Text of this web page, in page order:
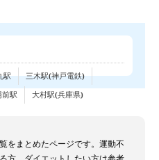
駅 三木駅(神戸電鉄)
前駅 大村駅(兵庫県)
をまとめたページです。運動不